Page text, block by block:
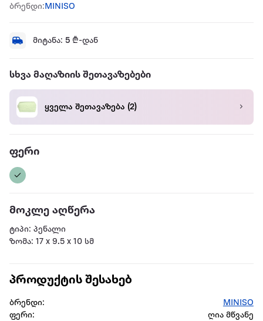
ბრენდი:MINISO
მიტანა: 5 ₾-დან
სხვა მაღაზიის შეთავაზებები
ყველა შეთავაზება (2)
ფერი
მოკლე აღწერა
ტიპი: პენალი
ზომა: 17 x 9.5 x 10 სმ
პროდუქტის შესახებ
ბრენდი:
MINISO
ფერი:
ღია მწვანე